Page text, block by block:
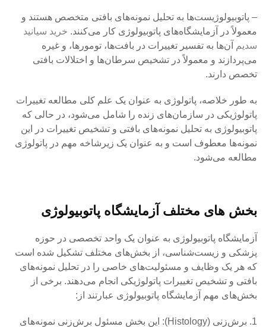
– پاتوبیولوژیست‌ها به تحلیل نمونه‌های بافتی متخصص هستند و
معمولاً در آزمایشگاه‌های پاتوبیولوژی کار می‌کنند. خرید سیانید
سدیم
آن‌ها به تفسیر تغییرات در بافت‌ها، تومورها، و غیره
می‌پردازند و معمولاً در تشخیص سرطان‌ها و اختلالات بافتی
تخصص دارند.
به طور خلاصه، پاتولوژی به عنوان یک علم کلی مطالعه تغییرات
پاتولوژیکی در سازمان‌های زنده را شامل می‌شود، در حالی که
پاتوبیولوژی به تحلیل نمونه‌های بافتی و تشخیص تغییرات در این
نمونه‌ها معطوف است و به عنوان یک زیرشاخه مهم در پاتولوژی
مطالعه می‌شود.
بخش های مختلف آزمایشگاه پاتوبیولوژی
آزمایشگاه پاتوبیولوژی به عنوان یک واحد تخصصی در حوزه
پزشکی و زیست‌شناسی، از بخش‌های مختلف تشکیل شده است
که هر یک وظایف و مسئولیت‌های خاصی را در تحلیل نمونه‌های
بافتی و تشخیص تغییرات پاتولوژیکی انجام می‌دهند. برخی از
بخش‌های مهم آزمایشگاه پاتوبیولوژی عبارتند از:
1. برش‌زنی (Histology): این بخش مسئول برش‌زنی نمونه‌های